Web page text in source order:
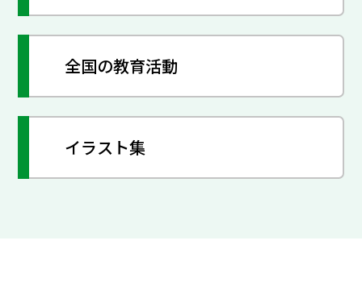
全国の教育活動
イラスト集